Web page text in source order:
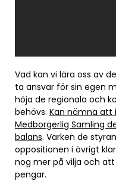
Vad kan vi lära oss av
ta ansvar för sin egen
höja de regionala och
behövs. Kan nämna att
Medborgerlig Samling
balans. Varken de
oppositionen i övrigt
nog mer på vilja och
pengar.